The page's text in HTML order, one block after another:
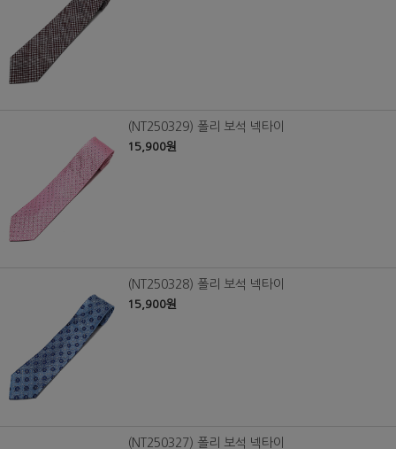
(NT250329) 폴리 보석 넥타이
15,900원
(NT250328) 폴리 보석 넥타이
15,900원
(NT250327) 폴리 보석 넥타이